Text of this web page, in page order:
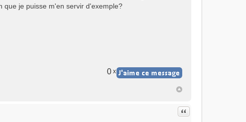
que je puisse m'en servir d'exemple?
0 x
Citer